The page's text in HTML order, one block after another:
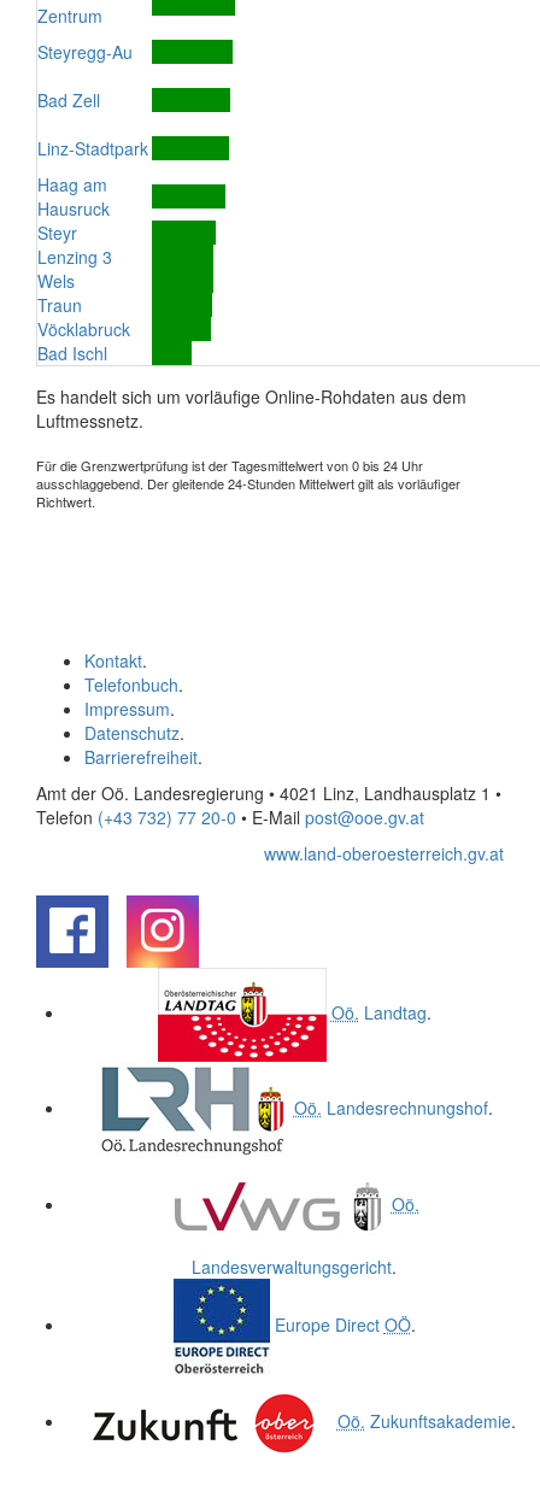
Zentrum
Steyregg-Au
Bad Zell
Linz-Stadtpark
Haag am
Hausruck
Steyr
Lenzing 3
Wels
Traun
Vöcklabruck
Bad Ischl
Es handelt sich um vorläufige Online-Rohdaten aus dem
Luftmessnetz.
Für die Grenzwertprüfung ist der Tagesmittelwert von 0 bis 24 Uhr
ausschlaggebend. Der gleitende 24-Stunden Mittelwert gilt als vorläufiger
Richtwert.
Kontakt.
Telefonbuch.
Impressum.
Datenschutz.
Barrierefreiheit.
Amt der Oö. Landesregierung • 4021 Linz, Landhausplatz 1 •
Telefon (+43 732) 77 20-0 • E-Mail post@ooe.gv.at
www.land-oberoesterreich.gv.at
Oö. Landtag.
Oö. Landesrechnungshof.
Oö.
Landesverwaltungsgericht.
Europe Direct OÖ.
Oö. Zukunftsakademie.